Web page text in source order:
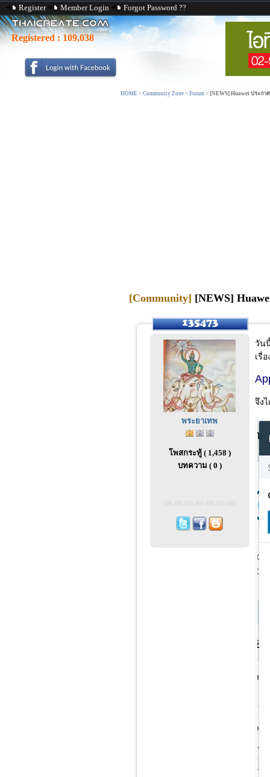
Register Member Login Forgot Password ??
Registered : 109,038
HOME > Community Zone > Forum > [NEWS] Huawei ประกา
[Community] [NEWS]
พระยาเทพ
โพสกระทู้ ( 1,458 )
บทความ ( 0 )
วัน
เรื่
จึง